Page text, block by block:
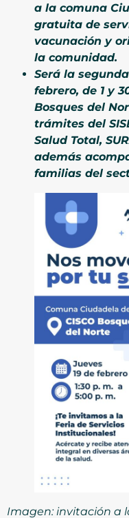
a la comuna
gratuita de
vacunación y
la comunidad.
Será la
febrero, de 1 y
Bosques del
trámites del
Salud Total,
además
familias del
Imagen: invitación a